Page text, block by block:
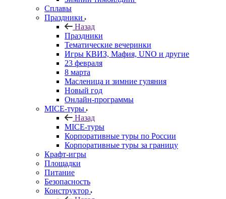
Сплавы
Праздники
Назад
Праздники
Тематические вечеринки
Игры КВИЗ, Мафия, UNO и другие
23 февраля
8 марта
Масленица и зимние гуляния
Новый год
Онлайн-программы
MICE‑туры
Назад
MICE‑туры
Корпоративные туры по России
Корпоративные туры за границу
Крафт-игры
Площадки
Питание
Безопасность
Конструктор